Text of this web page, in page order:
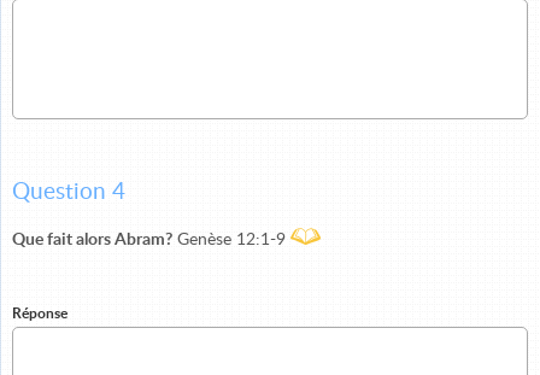
Question 4
Que fait alors Abram? Genèse 12:1-9
Réponse